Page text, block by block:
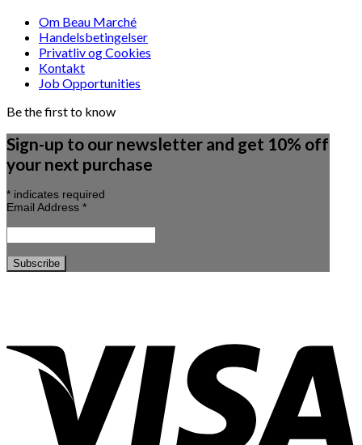
Om Beau Marché
Handelsbetingelser
Privatliv og Cookies
Kontakt
Job Opportunities
Be the first to know
Sign-up to our newsletter and get 10% off
your next purchase
* indicates required
Email Address *